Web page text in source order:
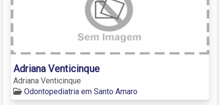
Adriana Venticinque
Adriana Venticinque
Odontopediatria em Santo Amaro